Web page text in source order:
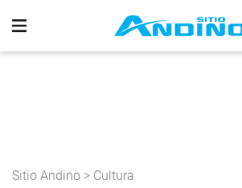
Sitio Andino > Cultura